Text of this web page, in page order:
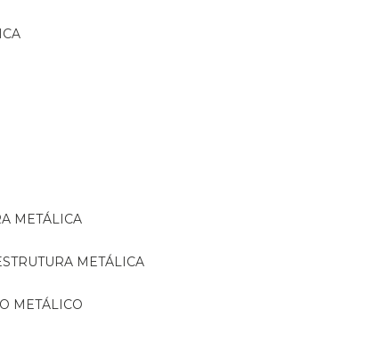
METÁLICA
METÁLICA
METÁLICO